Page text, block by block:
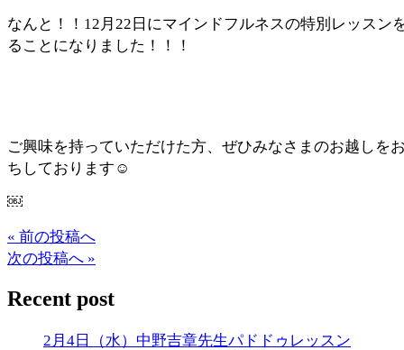
なんと！！12月22日にマインドフルネスの特別レッスン
ることになりました！！！
ご興味を持っていただけた方、ぜひみなさまのお越しを
ちしております☺️
￼
« 前の投稿へ
次の投稿へ »
Recent post
2月4日（水）中野吉章先生パドドゥレッスン